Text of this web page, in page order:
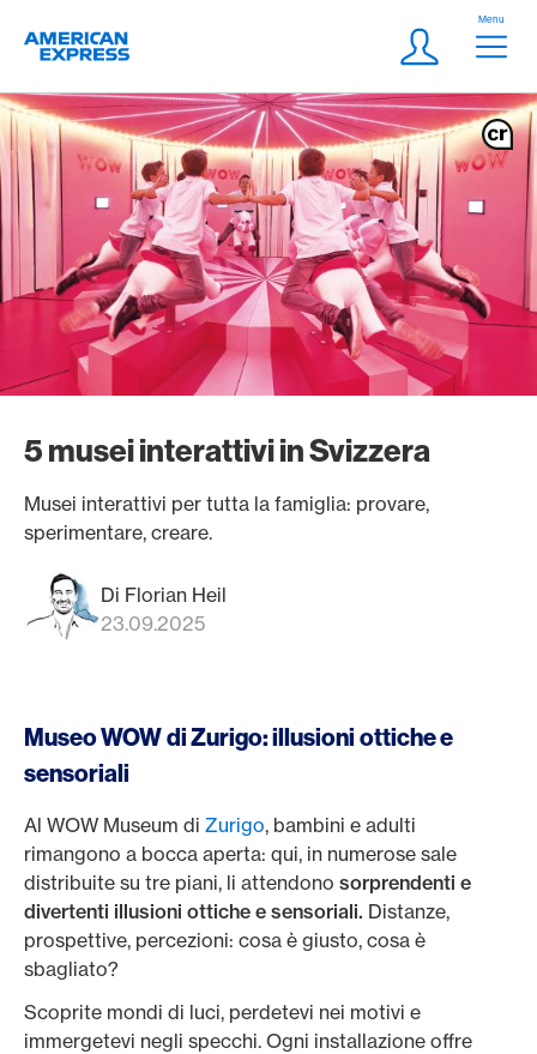
Logo
Meta
Login
Menu
5 musei interattivi in Svizzera
Musei interattivi per tutta la famiglia: provare,
sperimentare, creare.
Di Florian Heil
23.09.2025
Museo WOW di Zurigo: illusioni ottiche e
sensoriali
Al WOW Museum di Zurigo, bambini e adulti
rimangono a bocca aperta: qui, in numerose sale
distribuite su tre piani, li attendono sorprendenti e
divertenti illusioni ottiche e sensoriali. Distanze,
prospettive, percezioni: cosa è giusto, cosa è
sbagliato?
Scoprite mondi di luci, perdetevi nei motivi e
immergetevi negli specchi. Ogni installazione offre